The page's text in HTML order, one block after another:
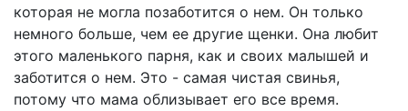
которая не могла позаботится о нем. Он только
немного больше, чем ее другие щенки. Она любит
этого маленького парня, как и своих малышей и
заботится о нем. Это - самая чистая свинья,
потому что мама облизывает его все время.